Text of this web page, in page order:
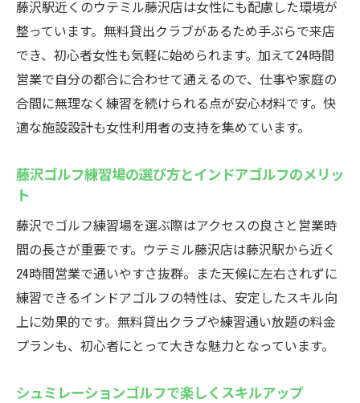
初心者も楽しめるイベントやコミュニティ
が充実
茅ヶ崎や藤沢のゴルフ練習場と比較した魅
力
インドアゴルフなら藤沢駅近くのウテミル
ぶ理由
初心者でも無理なく続けられる練習環境
オンライン予約でいつでも気軽に利用可能
最新設備と充実サービスでゴルフを楽しむ
インドアゴルフ湘南台や他施設との違いを
比較
藤沢駅近くのウテミル藤沢店は女性にも配慮した環境が
整っています。無料貸出クラブがあるため手ぶらで来店
でき、初心者女性も気軽に始められます。加えて24時間
営業で自分の都合に合わせて通えるので、仕事や家庭の
合間に無理なく練習を続けられる点が安心材料です。快
適な施設設計も女性利用者の支持を集めています。
藤沢ゴルフ練習場の選び方とインドアゴルフのメリッ
ト
藤沢でゴルフ練習場を選ぶ際はアクセスの良さと営業時
間の長さが重要です。ウテミル藤沢店は藤沢駅から近く
24時間営業で通いやすさ抜群。また天候に左右されずに
練習できるインドアゴルフの特性は、安定したスキル向
上に効果的です。無料貸出クラブや練習通い放題の料金
プランも、初心者にとって大きな魅力となっています。
シュミレーションゴルフで楽しくスキルアップ